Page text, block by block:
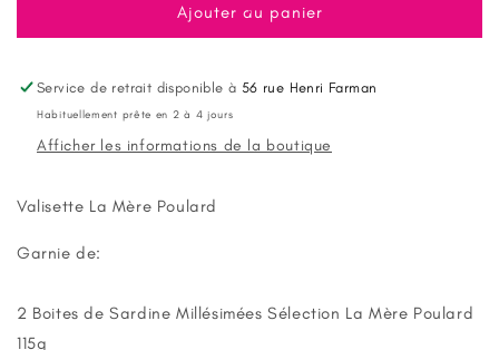
Panier
Biscuiterie
La
Poulard
Panier
Biscuiterie
Poulard
Ajouter au panier
Service de retrait disponible à 56 rue Henri Farman
Habituellement prête en 2 à 4 jours
Afficher les informations de la boutique
Valisette La Mère Poulard
Garnie de:
2 Boites de Sardine MillésiméesSélection La Mère Poulard
115g